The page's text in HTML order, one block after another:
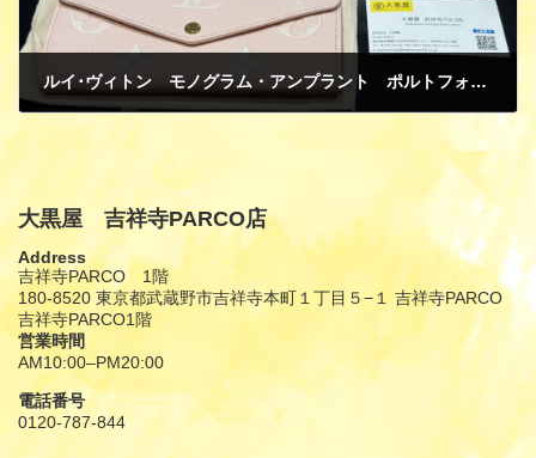
ルイ･ヴィトン モノグラム・アンプラント ポルトフォイユ・サラNM ピンク / クオーツ M14000 日本限定 買取
大黒屋 吉祥寺PARCO店
Address
吉祥寺PARCO 1階
180-8520 東京都武蔵野市吉祥寺本町１丁目５−１ 吉祥寺PARCO
吉祥寺PARCO1階
営業時間
AM10:00–PM20:00
電話番号
0120-787-844